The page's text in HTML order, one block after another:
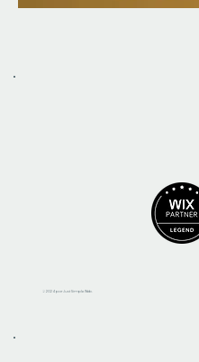
© 2024 par Just Simple Web.